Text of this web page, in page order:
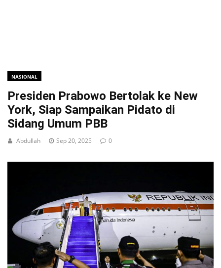
NASIONAL
Presiden Prabowo Bertolak ke New
York, Siap Sampaikan Pidato di
Sidang Umum PBB
Abdullah Sep 20, 2025 0